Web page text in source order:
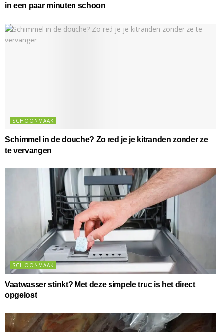
in een paar minuten schoon
SCHOONMAAK
Schimmel in de douche? Zo red je je kitranden zonder ze
te vervangen
SCHOONMAAK
Vaatwasser stinkt? Met deze simpele truc is het direct
opgelost